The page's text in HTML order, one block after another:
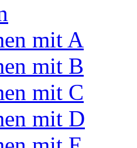
mit A
mit B
mit C
mit D